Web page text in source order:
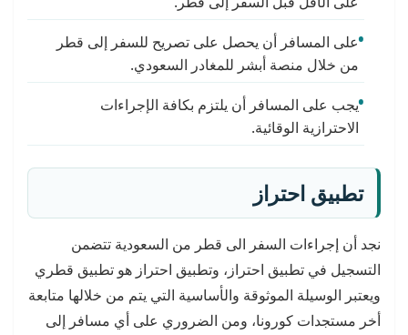
على المسافر أن يحصل على تصريح للسفر إلى قطر
من خلال منصة أبشر للمغادر السعودي.
يجب على المسافر أن يلتزم بكافة الإجراءات
الاحترازية الوقائية.
تطبيق احتراز
نجد أن إجراءات السفر الى قطر من السعودية تتضمن
التسجيل في تطبيق احتراز، وتطبيق احتراز هو تطبيق قطري
ويعتبر الوسيلة الموثوقة والأساسية التي يتم من خلالها متابعة
أخر مستجدات كورونا، ومن الضروري على أي مسافر إلى